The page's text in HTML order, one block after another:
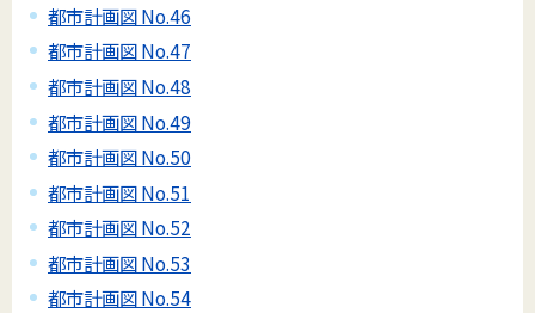
都市計画図 No.46
都市計画図 No.47
都市計画図 No.48
都市計画図 No.49
都市計画図 No.50
都市計画図 No.51
都市計画図 No.52
都市計画図 No.53
都市計画図 No.54